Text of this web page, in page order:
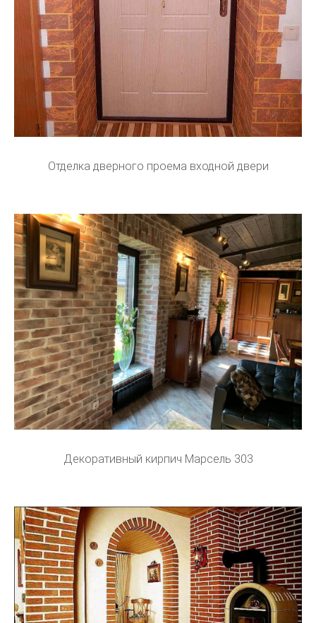
Отделка дверного проема входной двери
Декоративный кирпич Марсель 303